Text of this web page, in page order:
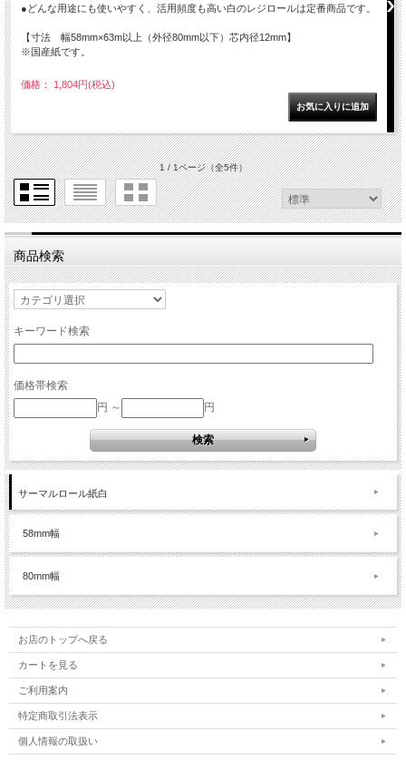
●どんな用途にも使いやすく、活用頻度も高い白のレジロールは定番商品です。
【寸法 幅58mm×63m以上（外径80mm以下）芯内径12mm】
※国産紙です。
価格： 1,804円(税込)
1 / 1ページ（全5件）
商品検索
キーワード検索
価格帯検索
円 ～
円
サーマルロール紙白
58mm幅
80mm幅
お店のトップへ戻る
カートを見る
ご利用案内
特定商取引法表示
個人情報の取扱い